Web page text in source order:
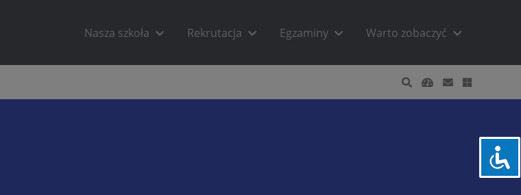
Nasza szkoła Rekrutacja Egzaminy Warto zobaczyć